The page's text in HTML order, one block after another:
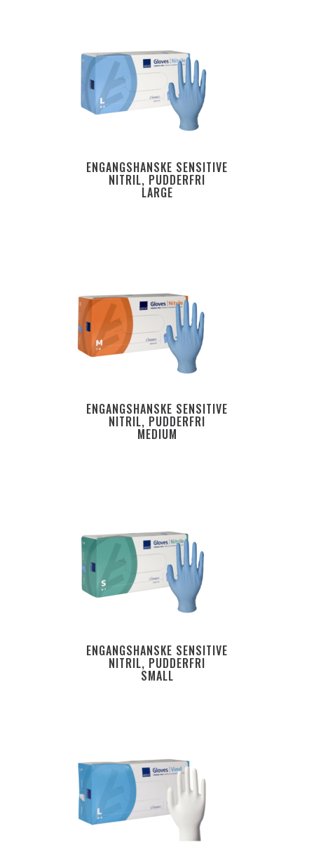
ENGANGSHANSKE SENSITIVE
NITRIL, PUDDERFRI
LARGE
ENGANGSHANSKE SENSITIVE
NITRIL, PUDDERFRI
MEDIUM
ENGANGSHANSKE SENSITIVE
NITRIL, PUDDERFRI
SMALL